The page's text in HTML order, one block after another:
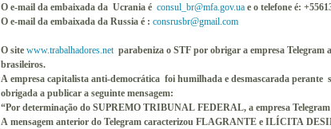
O e-mail da embaixada da Ucrania é consul_br@mfa.gov.ua e o telefone é:
O e-mail da embaixada da Russia é : consrusbr@gmail.com
O site www.trabalhadores.net parabeniza o STF por obrigar a empresa Telegram
brasileiros.
A empresa capitalista anti-democrática foi humilhada e desmascarada perante
obrigada a publicar a seguinte mensagem:
“Por determinação do SUPREMO TRIBUNAL FEDERAL, a empresa Telegram
A mensagem anterior do Telegram caracterizou FLAGRANTE e ILÍCITA